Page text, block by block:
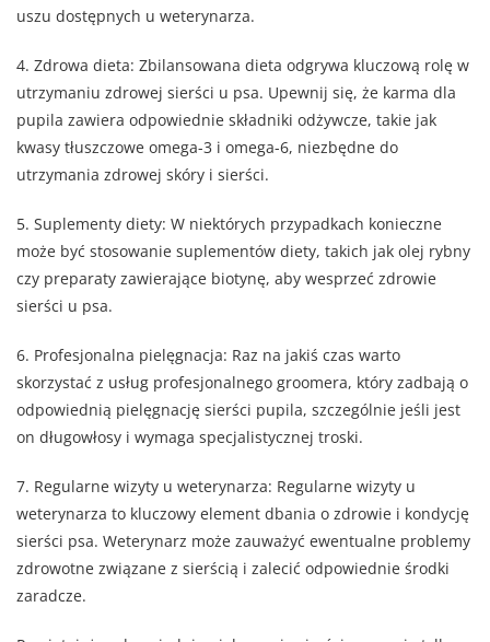
uszu dostępnych u weterynarza.
4. Zdrowa dieta: Zbilansowana dieta odgrywa kluczową rolę w
utrzymaniu zdrowej sierści u psa. Upewnij się, że karma dla
pupila zawiera odpowiednie składniki odżywcze, takie jak
kwasy tłuszczowe omega-3 i omega-6, niezbędne do
utrzymania zdrowej skóry i sierści.
5. Suplementy diety: W niektórych przypadkach konieczne
może być stosowanie suplementów diety, takich jak olej rybny
czy preparaty zawierające biotynę, aby wesprzeć zdrowie
sierści u psa.
6. Profesjonalna pielęgnacja: Raz na jakiś czas warto
skorzystać z usług profesjonalnego groomera, który zadbają o
odpowiednią pielęgnację sierści pupila, szczególnie jeśli jest
on długowłosy i wymaga specjalistycznej troski.
7. Regularne wizyty u weterynarza: Regularne wizyty u
weterynarza to kluczowy element dbania o zdrowie i kondycję
sierści psa. Weterynarz może zauważyć ewentualne problemy
zdrowotne związane z sierścią i zalecić odpowiednie środki
zaradcze.